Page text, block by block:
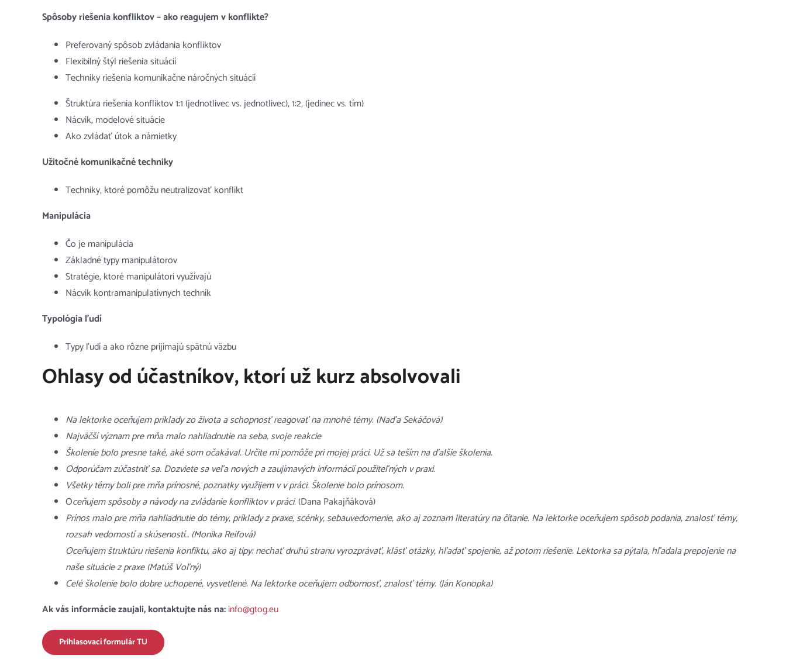
Spôsoby riešenia konfliktov – ako reagujem v konflikte?
Preferovaný spôsob zvládania konfliktov
Flexibilný štýl riešenia situácií
Techniky riešenia komunikačne náročných situácií
Štruktúra riešenia konfliktov 1:1 (jednotlivec vs. jednotlivec), 1:2, (jedinec vs. tím)
Nácvik, modelové situácie
Ako zvládať útok a námietky
Užitočné komunikačné techniky
Techniky, ktoré pomôžu neutralizovať konflikt
Manipulácia
Čo je manipulácia
Základné typy manipulátorov
Stratégie, ktoré manipulátori využívajú
Nácvik kontramanipulatívnych techník
Typológia ľudí
Typy ľudí a ako rôzne prijímajú spätnú väzbu
Ohlasy od účastníkov, ktorí už kurz absolvovali
Na lektorke oceňujem príklady zo života a schopnosť reagovať na mnohé témy. (Naďa Sekáčová)
Najväčší význam pre mňa malo nahliadnutie na seba, svoje reakcie
Školenie bolo presne také, aké som očakával. Určite mi pomôže pri mojej práci. Už sa teším na ďalšie školenia.
Odporúčam zúčastniť sa. Dozviete sa veľa nových a zaujímavých informácií použiteľných v praxi.
Všetky témy boli pre mňa prínosné, poznatky využijem v v práci. Školenie bolo prínosom.
Oceňujem spôsoby a návody na zvládanie konfliktov v práci.(Dana Pakajňáková)
Prínos malo pre mňa nahliadnutie do témy, príklady z praxe, scénky, sebauvedomenie, ako aj zoznam literatúry na čítanie. Na lektorke oceňujem spôsob podania, znalosť témy,
rozsah vedomostí a skúseností… (Monika Reifová)
Oceňujem štruktúru riešenia konfiktu, ako aj tipy: nechať druhú stranu vyrozprávať, klásť otázky, hľadať spojenie, až potom riešenie. Lektorka sa pýtala, hľadala prepojenie na
naše situácie z praxe (Matúš Voľný)
Celé školenie bolo dobre uchopené, vysvetlené. Na lektorke oceňujem odbornosť, znalosť témy. (Ján Konopka)
Ak vás informácie zaujali, kontaktujte nás na:info@gtog.eu
Prihlasovací formulár TU